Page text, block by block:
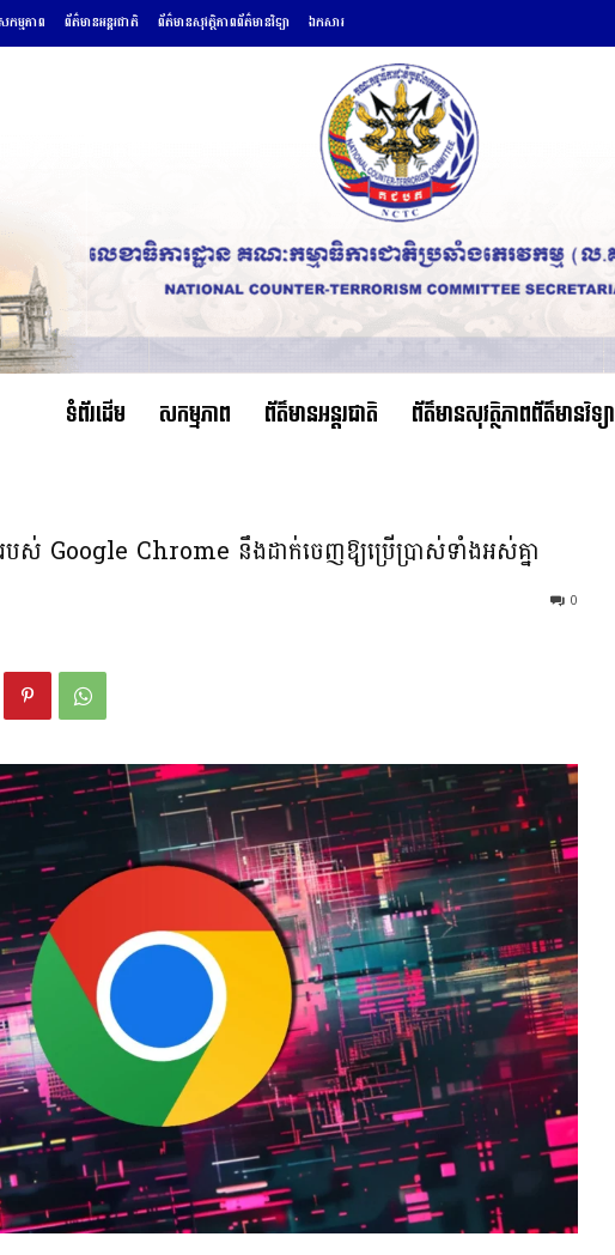
កម្មភាព ព័ត៌មានអន្តរជាតិ ព័ត៌មានសុវត្ថិភាពព័ត៌មានវិទ្យា ឯកសារ
ទំព័រដើម សកម្មភាព ព័ត៌មានអន្តរជាតិ ព័ត៌មានសុវត្ថិភាពព័ត៌មានវិទ្យា
បស់ Google Chrome នឹងដាក់ចេញឱ្យប្រើប្រាស់ទាំងអស់គ្នា
0